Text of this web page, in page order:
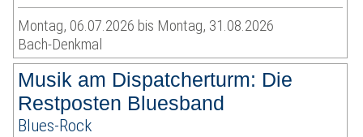
Montag, 06.07.2026 bis Montag, 31.08.2026
Bach-Denkmal
Musik am Dispatcherturm: Die
Restposten Bluesband
Blues-Rock